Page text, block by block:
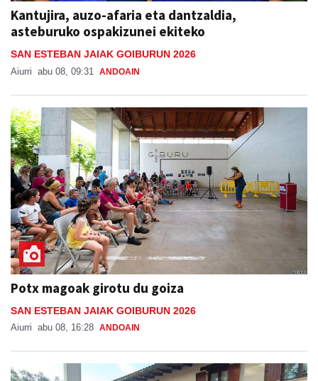
Kantujira, auzo-afaria eta dantzaldia,
asteburuko ospakizunei ekiteko
SAN ESTEBAN JAIAK GOIBURUN 2026
Aiurri abu 08, 09:31 ANDOAIN
Potx magoak girotu du goiza
SAN ESTEBAN JAIAK GOIBURUN 2026
Aiurri abu 08, 16:28 ANDOAIN